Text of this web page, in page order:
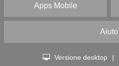
Apps Mobile
Aiuto
Versione desktop |